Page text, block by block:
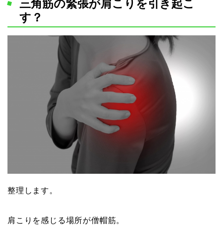
三角筋の緊張が肩こりを引き起こ
す？
整理します。
肩こりを感じる場所が僧帽筋。